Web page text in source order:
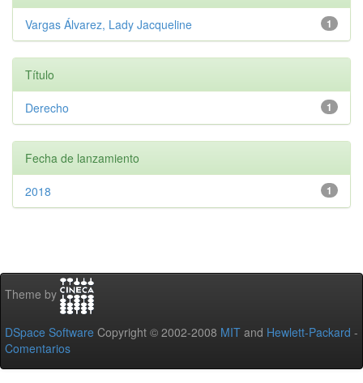
1
Vargas Álvarez, Lady Jacqueline
Título
1
Derecho
Fecha de lanzamiento
1
2018
Theme by
DSpace Software Copyright © 2002-2008 MIT and Hewlett-Packard -
Comentarios